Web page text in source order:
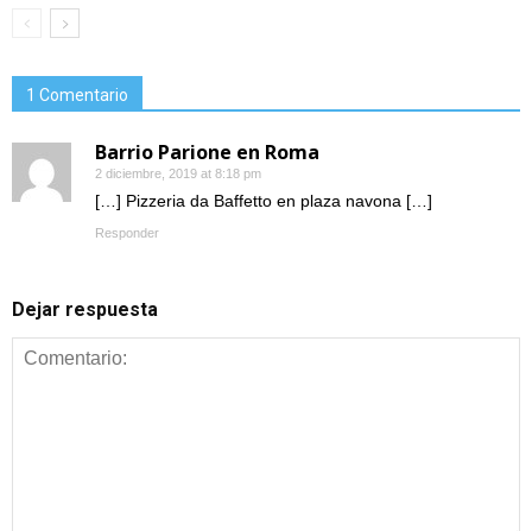
1 Comentario
Barrio Parione en Roma
2 diciembre, 2019 at 8:18 pm
[…] Pizzeria da Baffetto en plaza navona […]
Responder
Dejar respuesta